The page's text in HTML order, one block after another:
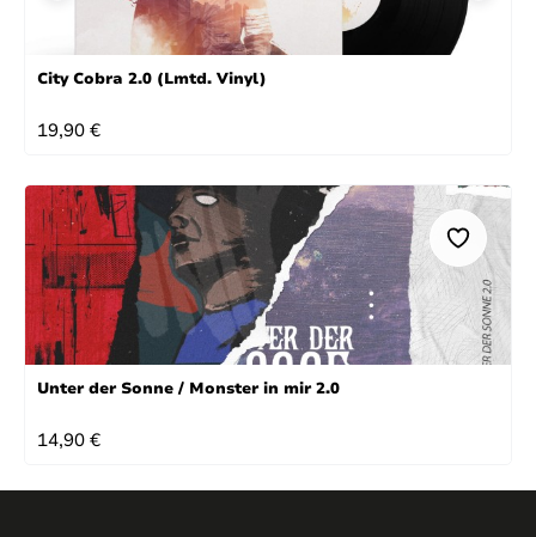
City Cobra 2.0 (Lmtd. Vinyl)
REGULÄRER PREIS:
19,90 €
Unter der Sonne / Monster in mir 2.0
REGULÄRER PREIS:
14,90 €